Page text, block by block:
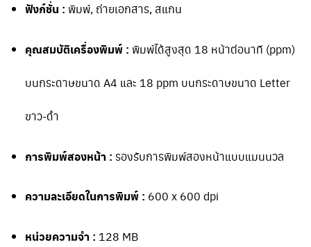
ฟังก์ชั่น : พิมพ์, ถ่ายเอกสาร, สแกน
คุณสมบัติเครื่องพิมพ์ : พิมพ์ได้สูงสุด 18 หน้าต่อนาที (ppm)
บนกระดาษขนาด A4 และ 18 ppm บนกระดาษขนาด Letter
ขาว-ดำ
การพิมพ์สองหน้า : รองรับการพิมพ์สองหน้าแบบแมนนวล
ความละเอียดในการพิมพ์ : 600 x 600 dpi
หน่วยความจำ : 128 MB